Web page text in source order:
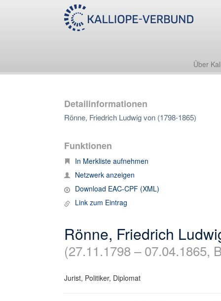
Über
Detailinformationen
Rönne, Friedrich Ludwig von (1798-1865)
Funktionen
In Merkliste aufnehmen
Netzwerk anzeigen
Download EAC-CPF (XML)
Link zum Eintrag
Rönne, Friedrich
(27.11.1798 – 07.04.1865,
Jurist, Politiker, Diplomat